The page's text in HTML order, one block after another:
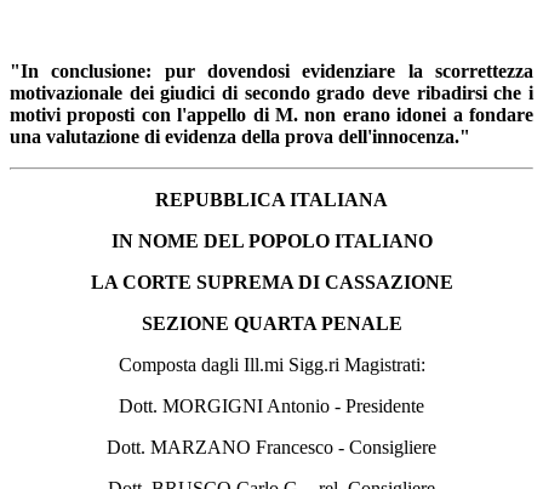
"In conclusione: pur dovendosi evidenziare la scorrettezza
motivazionale dei giudici di secondo grado deve ribadirsi che i
motivi proposti con l'appello di M. non erano idonei a fondare
una valutazione di evidenza della prova dell'innocenza."
REPUBBLICA ITALIANA
IN NOME DEL POPOLO ITALIANO
LA CORTE SUPREMA DI CASSAZIONE
SEZIONE QUARTA PENALE
Composta dagli Ill.mi Sigg.ri Magistrati:
Dott. MORGIGNI Antonio - Presidente
Dott. MARZANO Francesco - Consigliere